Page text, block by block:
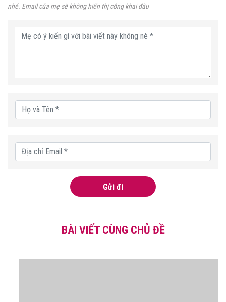
nhé. Email của mẹ sẽ không hiển thị công khai đâu
Gửi đi
BÀI VIẾT CÙNG CHỦ ĐỀ